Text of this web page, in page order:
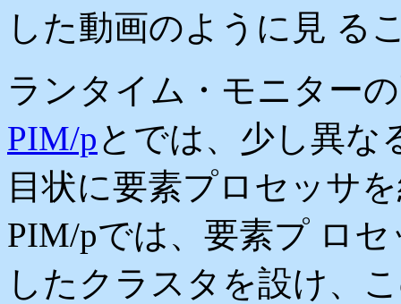
した動画のように見 る
ランタイム・モニター
PIM/pとでは、少し異な
目状に要素プロセッサ
PIM/pでは、要素プ ロ
したクラスタを設け、